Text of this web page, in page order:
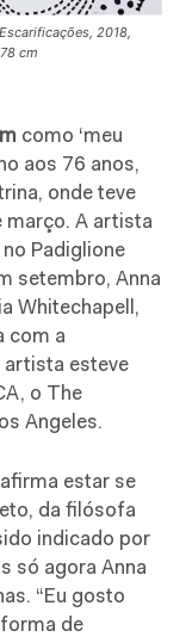
2018,
cm
como ‘meu
aos 76 anos,
onde teve
março. A artista
Padiglione
setembro, Anna
Whitechapell,
com a
artista esteve
o The
Angeles.
estar se
da filósofa
indicado por
só agora Anna
“Eu gosto
de